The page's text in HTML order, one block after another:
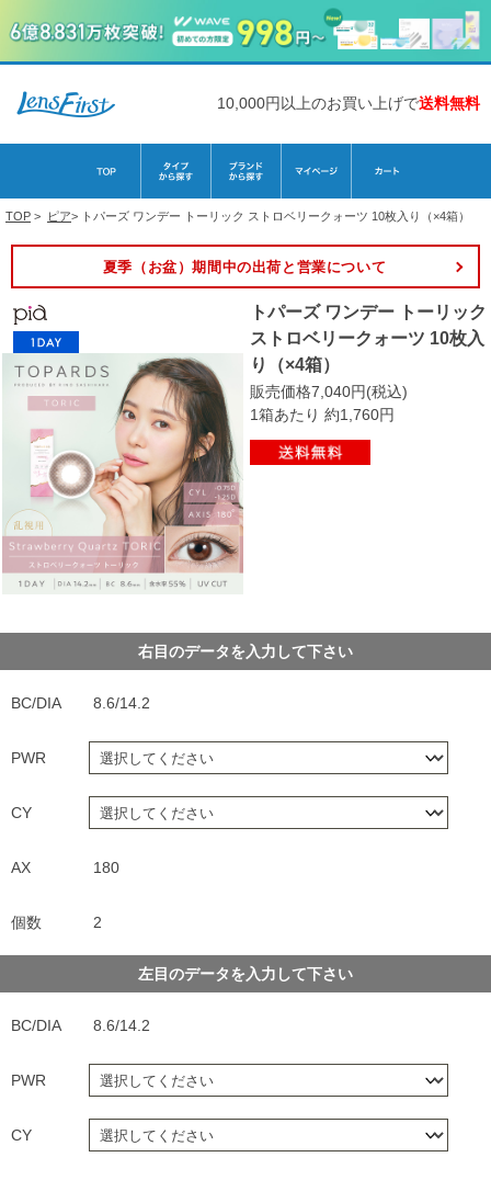
10,000円以上のお買い上げで送料無料
TOP > ピア> トパーズ ワンデー トーリック ストロベリークォーツ 10枚入り（×4箱）
夏季（お盆）期間中の出荷と営業について
トパーズ ワンデー トーリック
ストロベリークォーツ 10枚入
り（×4箱）
販売価格7,040円(税込)
1箱あたり 約1,760円
右目のデータを入力して下さい
BC/DIA 8.6/14.2
PWR
CY
AX 180
個数 2
左目のデータを入力して下さい
BC/DIA 8.6/14.2
PWR
CY